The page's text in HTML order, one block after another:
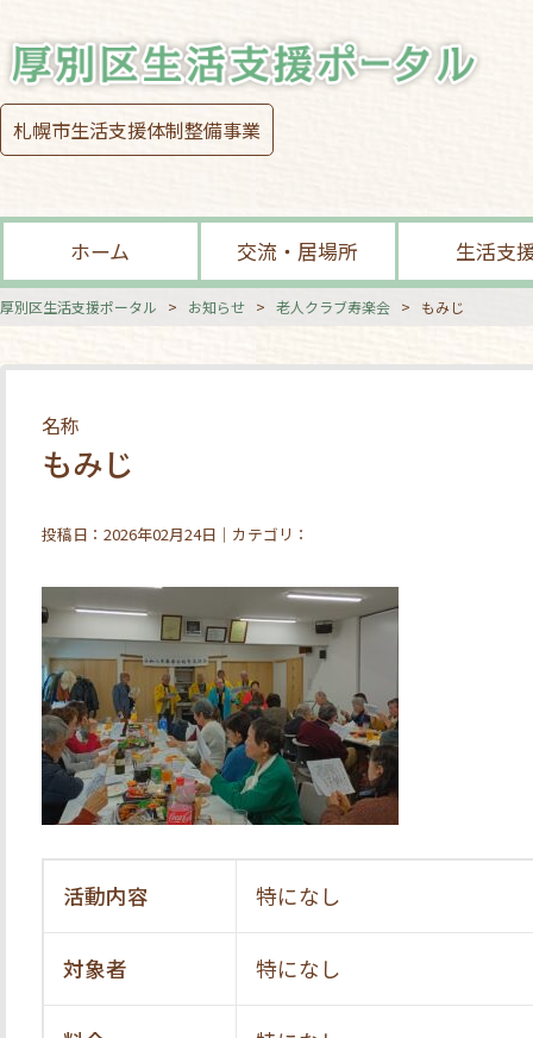
札幌市生活支援体制整備事業
ホーム 交流・居場所 生活支
厚別区生活支援ポータル > お知らせ > 老人クラブ寿楽会 > もみじ
名称
もみじ
投稿日：2026年02月24日｜カテゴリ：
活動内容 特になし
対象者 特になし